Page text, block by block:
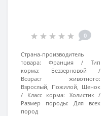
0
Страна-производитель
товара:
Франция
Тип
корма:
Беззерновой
Возраст животного:
Взрослый, Пожилой, Щенок
Класс корма:
Холистик
Размер породы:
Для всех
пород